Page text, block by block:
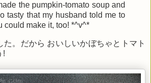
the pumpkin-tomato soup and
tasty that my husband told me to
could make it, too! *^v^*
た。だから おいしいかぼちゃとトマト
!